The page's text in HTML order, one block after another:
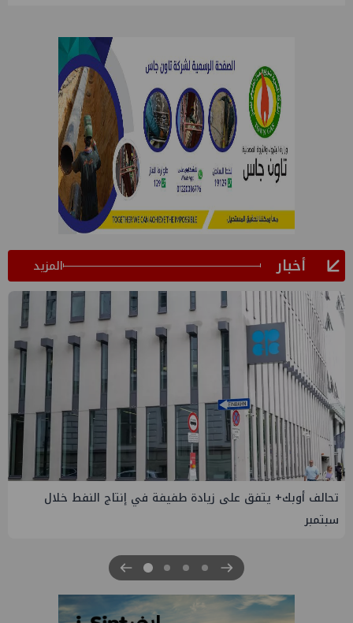
أخبار المزيد
إسدال الستار على النسخة الثانية من "منتدى مصر للطاقة
والصناعة 2026" بنجاح